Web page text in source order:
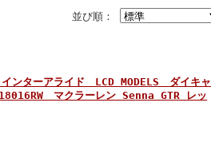
並び順：
ターアライド LCD MODELS ダイキャ
マクラーレン Senna GTR レッ